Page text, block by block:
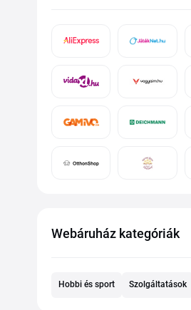
Webáruház kategóriák
Hobbi és sport Szolgáltatások